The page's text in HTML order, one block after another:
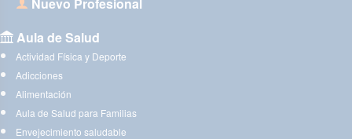
Aula de Salud
Actividad Física y Deporte
Adicciones
Alimentación
Aula de Salud para Familias
Envejecimiento saludable